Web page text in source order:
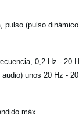
pulso (pulso
0,2 Hz - 20
unos 20 Hz -
máx.